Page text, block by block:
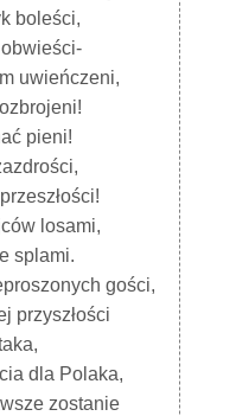
boleści,
uwieńczeni,
pieni!
losami,
splami.
gości,
przyszłości
dla Polaka,
zostanie